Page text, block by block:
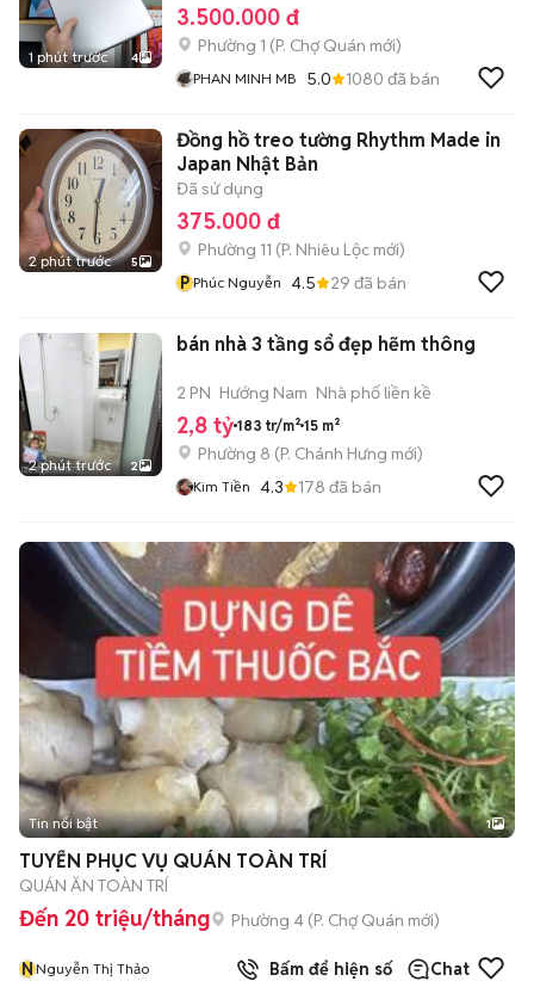
1 phút trước 4
3.500.000 đ
Phường 1 (P. Chợ Quán mới)
PHAN MINH MB 5.0 1080 đã bán
2 phút trước 5
Đồng hồ treo tường Rhythm Made in
Japan Nhật Bản
Đã sử dụng
375.000 đ
Phường 11 (P. Nhiêu Lộc mới)
P Phúc Nguyễn 4.5 29 đã bán
2 phút trước 2
bán nhà 3 tầng sổ đẹp hẽm thông
2 PN Hướng Nam Nhà phố liền kề
2,8 tỷ 183 tr/m² 15 m²
Phường 8 (P. Chánh Hưng mới)
Kim Tiền 4.3 178 đã bán
Tin nổi bật 1
TUYỂN PHỤC VỤ QUÁN TOÀN TRÍ
QUÁN ĂN TOÀN TRÍ
Đến 20 triệu/tháng Phường 4 (P. Chợ Quán mới)
NNguyễn Thị Thảo Bấm để hiện số Chat